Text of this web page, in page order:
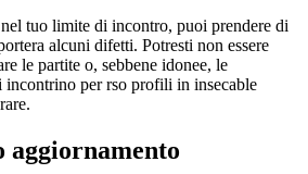
tuo limite di incontro, puoi prendere di
alcuni difetti. Potresti non essere
le partite o, sebbene idonee, le
incontrino per rso profili in insecable
aggiornamento